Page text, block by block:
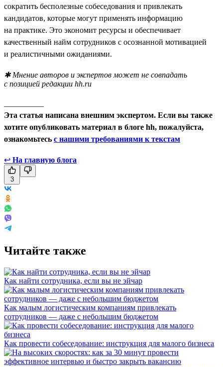
сократить бесполезные собеседования и привлекать
кандидатов, которые могут применять информацию
на практике. Это экономит ресурсы и обеспечивает
качественный найм сотрудников с осознанной мотивацией
и реалистичными ожиданиями.
✱ Мнение авторов и экспертов может не совпадать
с позицией редакции hh.ru
Эта статья написана внешним экспертом. Если вы также
хотите опубликовать материал в блоге hh, пожалуйста,
ознакомьтесь с нашими требованиями к текстам
↩ На главную блога
3
Читайте также
Как найти сотрудника, если вы не эйчар
Как малым логистическим компаниям привлекать
сотрудников — даже с небольшим бюджетом
Как провести собеседование: инструкция для малого бизнеса